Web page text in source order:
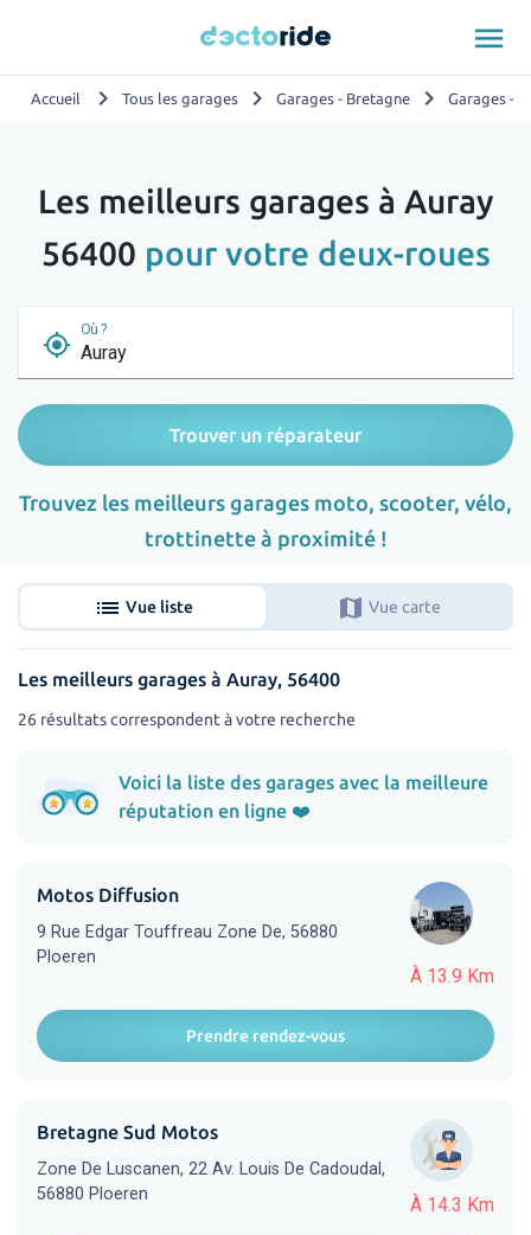
menu
Accueil chevron_right Tous les garages chevron_right Garages - Bretagne chevron_right Garages -
Les meilleurs garages à Auray
56400 pour votre deux-roues
my_location
Où ?
Trouver un réparateur
Trouvez les meilleurs garages moto, scooter, vélo,
trottinette à proximité !
list Vue liste map Vue carte
Les meilleurs garages à Auray, 56400
26 résultats correspondent à votre recherche
Voici la liste des garages avec la meilleure
réputation en ligne ❤️
À 13.9 Km
Motos Diffusion
9 Rue Edgar Touffreau Zone De, 56880
Ploeren
Prendre rendez-vous
À 14.3 Km
Bretagne Sud Motos
Zone De Luscanen, 22 Av. Louis De Cadoudal,
56880 Ploeren